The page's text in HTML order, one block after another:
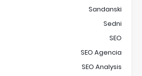
Sandanski
Sedni
SEO
SEO Agencia
SEO Analysis